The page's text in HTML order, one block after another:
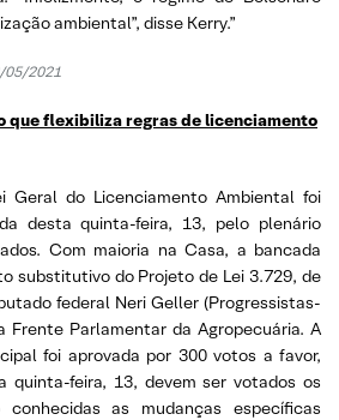
ambiental”, disse Kerry.”
05/2021
que flexibiliza regras de licenciamento
Geral do Licenciamento Ambiental foi
desta quinta-feira, 13, pelo plenário
Com maioria na Casa, a bancada
substitutivo do Projeto de Lei 3.729, de
federal Neri Geller (Progressistas-
Frente Parlamentar da Agropecuária. A
foi aprovada por 300 votos a favor,
quinta-feira, 13, devem ser votados os
as mudanças específicas